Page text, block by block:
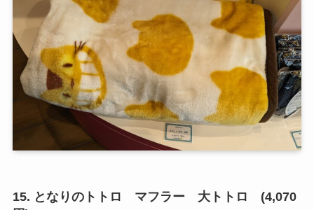
15. となりのトトロ マフラー 大トトロ (4,070